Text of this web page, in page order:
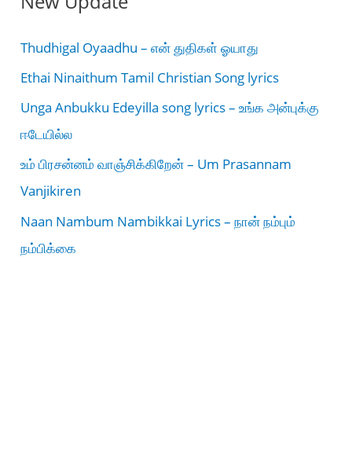
Thudhigal Oyaadhu – என் துதிகள் ஓயாது
Ethai Ninaithum Tamil Christian Song lyrics
Unga Anbukku Edeyilla song lyrics – உங்க அன்புக்கு
ஈடேயில்ல
உம் பிரசன்னம் வாஞ்சிக்கிறேன் – Um Prasannam
Vanjikiren
Naan Nambum Nambikkai Lyrics – நான் நம்பும்
நம்பிக்கை